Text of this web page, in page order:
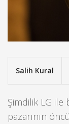
Salih Kural
Şimdilik LG ile
pazarının